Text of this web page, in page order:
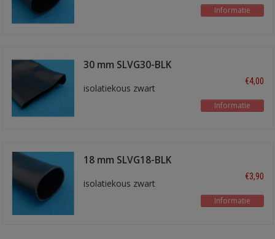
Informatie
30 mm SLVG30-BLK
isolatiekous zwart
€4,00
Informatie
18 mm SLVG18-BLK
isolatiekous zwart
€3,90
Informatie